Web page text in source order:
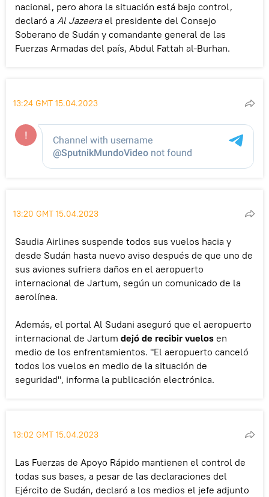
nacional, pero ahora la situación está bajo control,
declaró a Al Jazeerael presidente del Consejo
Soberano de Sudán y comandante general de las
Fuerzas Armadas del país, Abdul Fattah al-Burhan.
13:24 GMT 15.04.2023
13:20 GMT 15.04.2023
Saudia Airlines suspende todos sus vuelos hacia y
desde Sudán hasta nuevo aviso después de que uno de
sus aviones sufriera daños en el aeropuerto
internacional de Jartum, según un comunicado de la
aerolínea.
Además, el portal Al Sudani aseguró que el aeropuerto
internacional de Jartum dejó de recibir vuelos en
medio de los enfrentamientos. "El aeropuerto canceló
todos los vuelos en medio de la situación de
seguridad", informa la publicación electrónica.
13:02 GMT 15.04.2023
Las Fuerzas de Apoyo Rápido mantienen el control de
todas sus bases, a pesar de las declaraciones del
Ejército de Sudán, declaró a los medios el jefe adjunto